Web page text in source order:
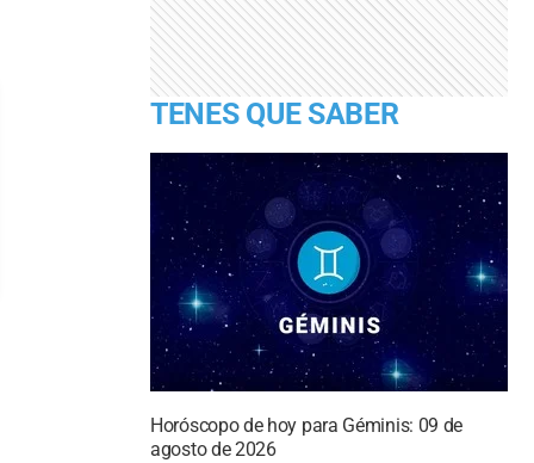
TENES QUE SABER
Horóscopo de hoy para Géminis: 09 de
agosto de 2026